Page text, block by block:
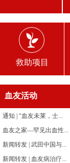
救助项目
血友活动
通知 | “血友未莱，士...
血友之家—罕见出血性...
新闻转发 | 武田中国与...
新闻转发 | 血友病治疗...